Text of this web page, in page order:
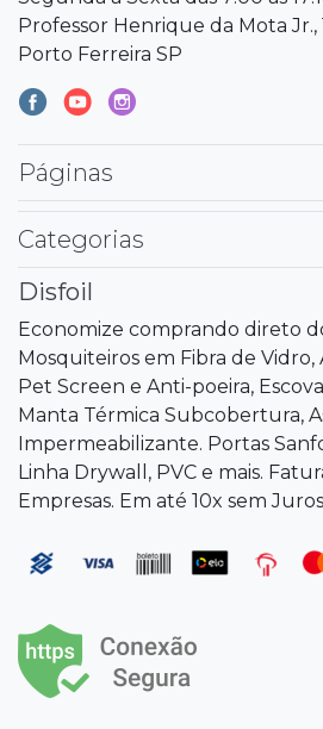
Professor Henrique da Mota Jr.,
Porto Ferreira SP
Páginas
Categorias
Disfoil
Economize comprando direto
Mosquiteiros em Fibra de
Pet Screen e Anti-poeira,
Manta Térmica Subcobertura,
Impermeabilizante. Portas
Linha Drywall, PVC e mais.
Empresas. Em até 10x sem